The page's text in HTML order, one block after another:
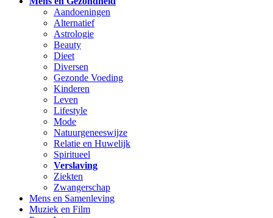
Aandoeningen
Alternatief
Astrologie
Beauty
Dieet
Diversen
Gezonde Voeding
Kinderen
Leven
Lifestyle
Mode
Natuurgeneeswijze
Relatie en Huwelijk
Spiritueel
Verslaving
Ziekten
Zwangerschap
Mens en Samenleving
Muziek en Film